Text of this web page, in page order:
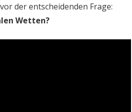
der entscheidenden Frage:
Wetten?